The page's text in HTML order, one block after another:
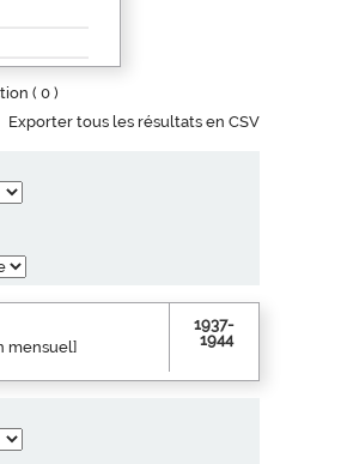
( 0 )
Exporter tous les résultats en CSV
mensuel]
1937-
1944